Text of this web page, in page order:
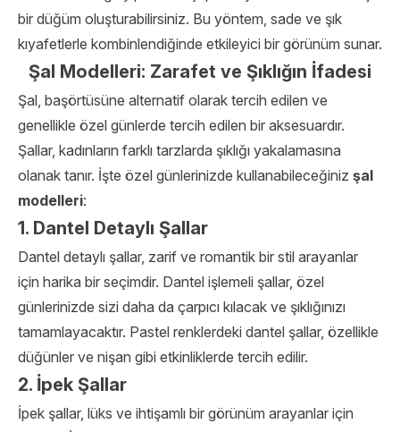
bir düğüm oluşturabilirsiniz. Bu yöntem, sade ve şık
kıyafetlerle kombinlendiğinde etkileyici bir görünüm sunar.
Şal Modelleri: Zarafet ve Şıklığın İfadesi
Şal, başörtüsüne alternatif olarak tercih edilen ve
genellikle özel günlerde tercih edilen bir aksesuardır.
Şallar, kadınların farklı tarzlarda şıklığı yakalamasına
olanak tanır. İşte özel günlerinizde kullanabileceğiniz şal
modelleri:
1. Dantel Detaylı Şallar
Dantel detaylı şallar, zarif ve romantik bir stil arayanlar
için harika bir seçimdir. Dantel işlemeli şallar, özel
günlerinizde sizi daha da çarpıcı kılacak ve şıklığınızı
tamamlayacaktır. Pastel renklerdeki dantel şallar, özellikle
düğünler ve nişan gibi etkinliklerde tercih edilir.
2. İpek Şallar
İpek şallar, lüks ve ihtişamlı bir görünüm arayanlar için